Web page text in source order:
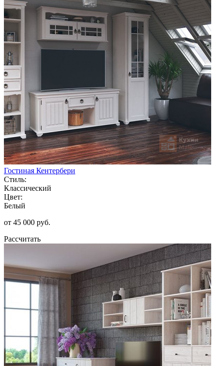
Гостиная Кентербери
Стиль:
Классический
Цвет:
Белый
от 45 000 руб.
Рассчитать